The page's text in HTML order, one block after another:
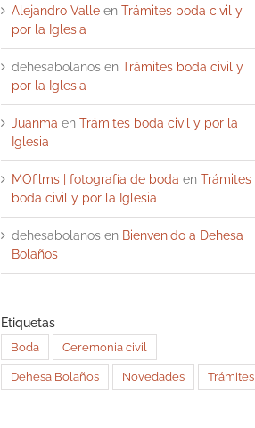
Alejandro Valle en Trámites boda civil y
por la Iglesia
dehesabolanos en Trámites boda civil y
por la Iglesia
Juanma en Trámites boda civil y por la
Iglesia
MOfilms | fotografía de boda en Trámites
boda civil y por la Iglesia
dehesabolanos en Bienvenido a Dehesa
Bolaños
Etiquetas
Boda Ceremonia civil
Dehesa Bolaños Novedades Trámites